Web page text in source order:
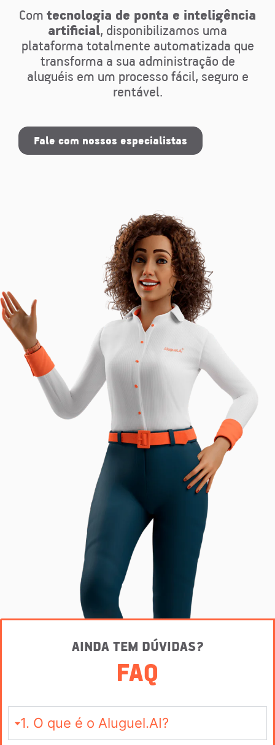
Com tecnologia de ponta e inteligência
artificial, disponibilizamos uma
plataforma totalmente automatizada que
transforma a sua administração de
aluguéis em um processo fácil, seguro e
rentável.
Fale com nossos especialistas
AINDA TEM DÚVIDAS?
FAQ
1. O que é o Aluguel.AI?